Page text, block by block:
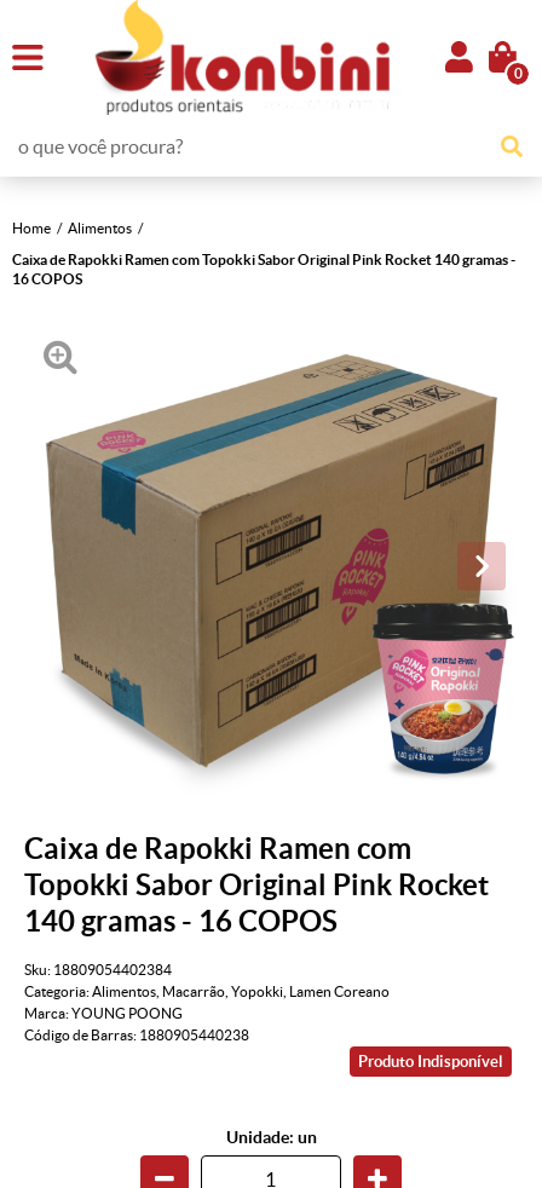
0
Home
Alimentos
Caixa de Rapokki Ramen com Topokki Sabor Original Pink Rocket 140 gramas -
16 COPOS
Caixa de Rapokki Ramen com
Topokki Sabor Original Pink Rocket
140 gramas - 16 COPOS
Sku: 18809054402384
Categoria:Alimentos Macarrão Yopokki
Lamen Coreano
Marca:YOUNG POONG
Código de Barras: 1880905440238
Produto Indisponível
Unidade: un